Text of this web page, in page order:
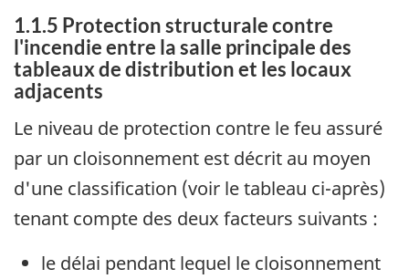
1.1.5 Protection structurale contre
l'incendie entre la salle principale des
tableaux de distribution et les locaux
adjacents
Le niveau de protection contre le feu assuré
par un cloisonnement est décrit au moyen
d'une classification (voir le tableau ci-après)
tenant compte des deux facteurs suivants :
le délai pendant lequel le cloisonnement